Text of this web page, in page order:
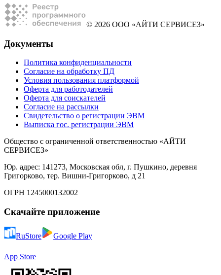
© 2026 ООО «АЙТИ СЕРВИСЕЗ»
Документы
Политика конфиденциальности
Согласие на обработку ПД
Условия пользования платформой
Оферта для работодателей
Оферта для соискателей
Согласие на рассылки
Свидетельство о регистрации ЭВМ
Выписка гос. регистрации ЭВМ
Общество с ограниченной ответственностью «АЙТИ
СЕРВИСЕЗ»
Юр. адрес: 141273, Московская обл, г. Пушкино, деревня
Григорково, тер. Вишни-Григорково, д 21
ОГРН 1245000132002
Скачайте приложение
RuStore Google Play
App Store